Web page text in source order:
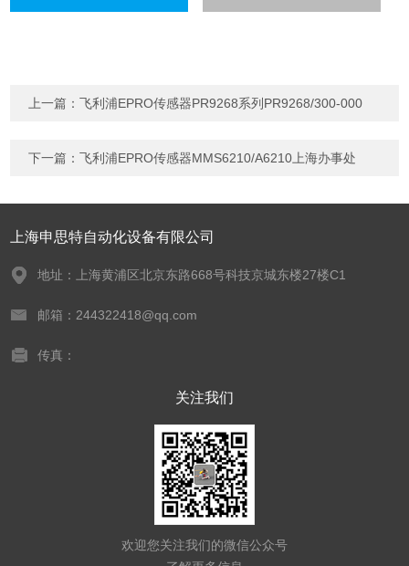
上一篇：飞利浦EPRO传感器PR9268系列PR9268/300-000
下一篇：飞利浦EPRO传感器MMS6210/A6210上海办事处
上海申思特自动化设备有限公司
地址：上海黄浦区北京东路668号科技京城东楼27楼C1
邮箱：244322418@qq.com
传真：
关注我们
欢迎您关注我们的微信公众号